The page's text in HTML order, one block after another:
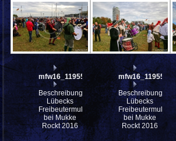
mfw16_119559ww
Beschreibung:
Lübecks
Freibeutermukke
bei Mukke
Rockt 2016
mfw16_119555ww
Beschreibung:
Lübecks
Freibeutermukke
bei Mukke
Rockt 2016